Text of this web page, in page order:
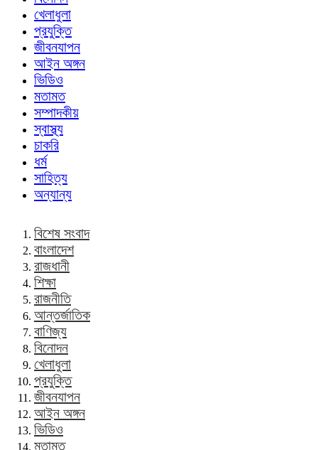
খেলাধুলা
প্রযুক্তি
জীবনযাপন
আইন অঙ্গন
ভিডিও
মতামত
সম্পাদকীয়
স্বাস্থ্য
চাকরি
ধর্ম
সাহিত্য
অন্যান্য
বিশেষ সংবাদ
বাংলাদেশ
রাজধানী
শিক্ষা
রাজনীতি
আন্তর্জাতিক
বাণিজ্য
বিনোদন
খেলাধুলা
প্রযুক্তি
জীবনযাপন
আইন অঙ্গন
ভিডিও
মতামত